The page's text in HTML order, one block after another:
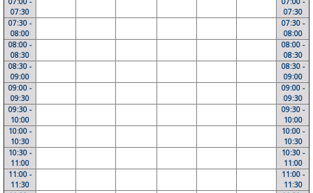
07:30
07:30
07:30 -
08:00
07:30 -
08:00
08:00 -
08:30
08:00 -
08:30
08:30 -
09:00
08:30 -
09:00
09:00 -
09:30
09:00 -
09:30
09:30 -
10:00
09:30 -
10:00
10:00 -
10:30
10:00 -
10:30
10:30 -
11:00
10:30 -
11:00
11:00 -
11:30
11:00 -
11:30